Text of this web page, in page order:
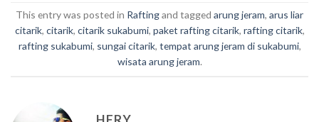
This entry was posted in Raftingand tagged arung jeram, arus liar
citarik, citarik, citarik sukabumi, paket rafting citarik, rafting citarik,
rafting sukabumi, sungai citarik, tempat arung jeram di sukabumi,
wisata arung jeram.